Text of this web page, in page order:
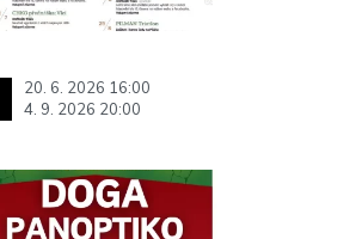
20. 6. 2026 16:00
4. 9. 2026 20:00